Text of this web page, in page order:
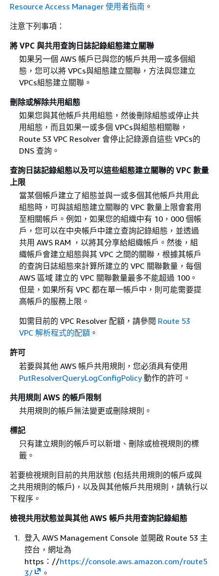
Resource Access Manager 使用者指南 。
注意下列事項：
將 VPC 與共用查詢日誌記錄組態建立關聯
如果另一個 AWS 帳戶已與您的帳戶共用一或多個組
態，您可以將 VPCs與組態建立關聯，方法與您建立
VPCs組態建立關聯。
刪除或解除共用組態
如果您與其他帳戶共用組態，然後刪除組態或停止共
用組態，而且如果一或多個 VPCs與組態相關聯，
Route 53 VPC Resolver 會停止記錄源自這些 VPCs的
DNS 查詢。
查詢日誌記錄組態以及可以這些組態建立關聯的 VPC 數量
上限
當某個帳戶建立了組態並與一或多個其他帳戶共用此
組態時，可與該組態建立關聯的 VPC 數量上限會套用
至相關帳戶。例如，如果您的組織中有 10，000 個帳
戶，您可以在中央帳戶中建立查詢記錄組態，並透過
共用 AWS RAM ，以將其分享給組織帳戶。然後，組
織帳戶會建立組態與其 VPC 之間的關聯，根據其帳戶
的查詢日誌組態來計算所建立的 VPC 關聯數量，每個
AWS 區域 建立的 VPC 關聯數量最多不能超過 100。
但是，如果所有 VPC 都在單一帳戶中，則可能需要提
高帳戶的服務上限。
如需目前的 VPC Resolver 配額，請參閱 Route 53
VPC 解析程式的配額。
許可
若要與其他 AWS 帳戶共用規則，您必須具有使用
PutResolverQueryLogConfigPolicy動作的許可。
共用規則 AWS 的帳戶限制
共用規則的帳戶無法變更或刪除規則。
標記
只有建立規則的帳戶可以新增、刪除或檢視規則的標
籤。
若要檢視規則目前的共用狀態 (包括共用規則的帳戶或與
之共用規則的帳戶)，以及與其他帳戶共用規則，請執行以
下程序。
檢視共用狀態並與其他 AWS 帳戶共用查詢記錄組態
登入 AWS Management Console 並開啟 Route 53 主
控台，網址為
https：//https://console.aws.amazon.com/route5
3/
。